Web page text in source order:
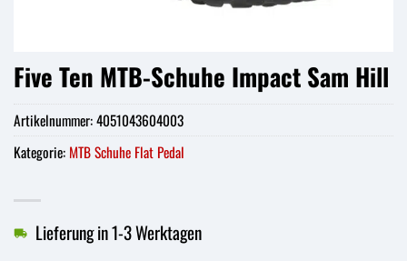
Five Ten MTB-Schuhe Impact Sam Hill
Lieferung in 1-3 Werktagen
Artikelnummer:4051043604003
Kategorie: MTB Schuhe Flat Pedal